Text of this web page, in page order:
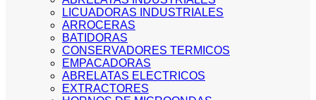
LICUADORAS INDUSTRIALES
ARROCERAS
BATIDORAS
CONSERVADORES TERMICOS
EMPACADORAS
ABRELATAS ELECTRICOS
EXTRACTORES